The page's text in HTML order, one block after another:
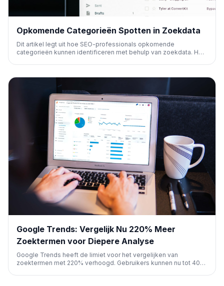
Opkomende Categorieën Spotten in Zoekdata
Dit artikel legt uit hoe SEO-professionals opkomende
categorieën kunnen identificeren met behulp van zoekdata. Het
Google Trends: Vergelijk Nu 220% Meer
Zoektermen voor Diepere Analyse
Google Trends heeft de limiet voor het vergelijken van
zoektermen met 220% verhoogd. Gebruikers kunnen nu tot 400